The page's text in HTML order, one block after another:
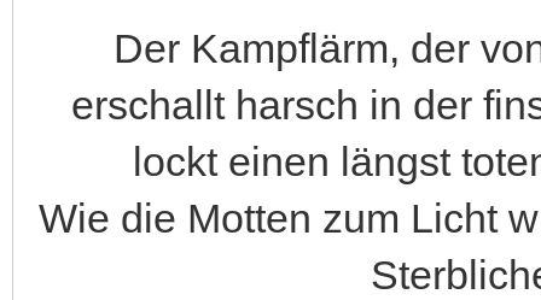
Der Kampflärm, der
erschallt harsch in der
lockt einen längst
Wie die Motten zum Licht